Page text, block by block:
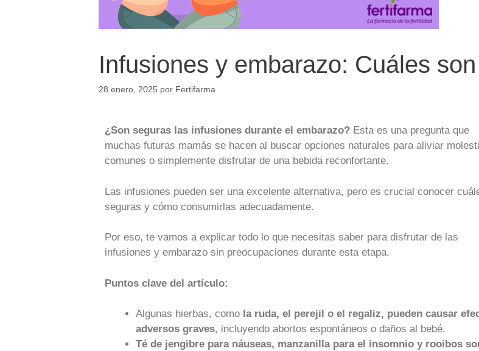
Infusiones y embarazo: Cuáles
28 enero, 2025 por Fertifarma
¿Son seguras las infusiones durante el embarazo? Esta es una pregunta que
muchas futuras mamás se hacen al buscar opciones naturales para aliviar
comunes o simplemente disfrutar de una bebida reconfortante.
Las infusiones pueden ser una excelente alternativa, pero es crucial conocer
seguras y cómo consumirlas adecuadamente.
Por eso, te vamos a explicar todo lo que necesitas saber para disfrutar de las
infusiones y embarazo sin preocupaciones durante esta etapa.
Puntos clave del artículo:
Algunas hierbas, como la ruda, el perejil o el regaliz, pueden causar
adversos graves, incluyendo abortos espontáneos o daños al bebé.
Té de jengibre para náuseas, manzanilla para el insomnio y rooibos